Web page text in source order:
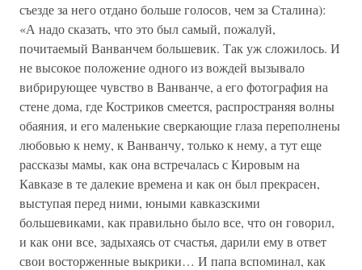
съезде за него отдано больше голосов, чем за Сталина):
«А надо сказать, что это был самый, пожалуй,
почитаемый Ванванчем большевик. Так уж сложилось. И
не высокое положение одного из вождей вызывало
вибрирующее чувство в Ванванче, а его фотография на
стене дома, где Костриков смеется, распространяя волны
обаяния, и его маленькие сверкающие глаза переполнены
любовью к нему, к Ванванчу, только к нему, а тут еще
рассказы мамы, как она встречалась с Кировым на
Кавказе в те далекие времена и как он был прекрасен,
выступая перед ними, юными кавказскими
большевиками, как правильно было все, что он говорил,
и как они все, задыхаясь от счастья, дарили ему в ответ
свои восторженные выкрики… И папа вспоминал, как